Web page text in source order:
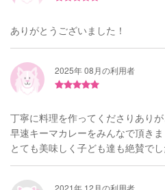
ありがとうございました！
2025年 08月の利用者
丁寧に料理を作ってくださりあり
早速キーマカレーをみんなで頂きま
とても美味しく子ども達も絶賛で
2021年 12月の利用者